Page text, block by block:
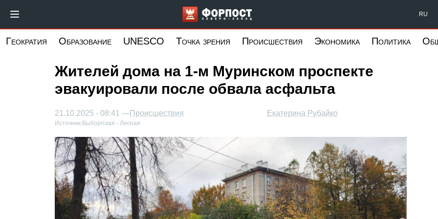
основному
Форпост Северо-Запад RU
Геократия Образование UNESCO Точка зрения Происшествия Экономика Политика
Жителей дома на 1-м Муринском проспекте
эвакуировали после обвала асфальта
Екатерина Рубайко
21.10.2025 - 08:41 —Происшествия
Источник: Выборгская - Лесная